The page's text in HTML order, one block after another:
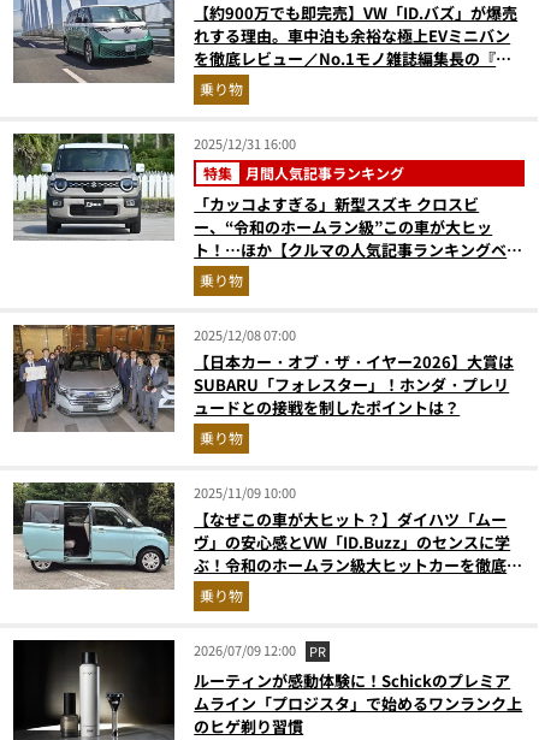
【約900万でも即完売】VW「ID.バズ」が爆売
れする理由。車中泊も余裕な極上EVミニバン
を徹底レビュー／No.1モノ雑誌編集長の『コ
レ深掘り』
乗り物
2025/12/31 16:00
特集 月間人気記事ランキング
「カッコよすぎる」新型スズキ クロスビ
ー、“令和のホームラン級”この車が大ヒッ
ト！…ほか【クルマの人気記事ランキングベス
ト3】（2025年11月版）
乗り物
2025/12/08 07:00
【日本カー・オブ・ザ・イヤー2026】大賞は
SUBARU「フォレスター」！ホンダ・プレリ
ュードとの接戦を制したポイントは？
乗り物
2025/11/09 10:00
【なぜこの車が大ヒット？】ダイハツ「ムー
ヴ」の安心感とVW「ID.Buzz」のセンスに学
ぶ！令和のホームラン級大ヒットカーを徹底分
析乗り物
2026/07/09 12:00 PR
ルーティンが感動体験に！Schickのプレミア
ムライン「プロジスタ」で始めるワンランク上
のヒゲ剃り習慣